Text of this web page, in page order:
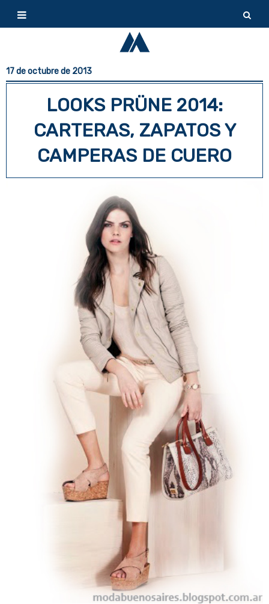
17 de octubre de 2013
LOOKS PRÜNE 2014:
CARTERAS, ZAPATOS Y
CAMPERAS DE CUERO